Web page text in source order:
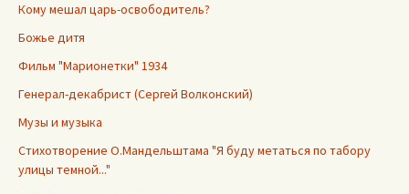
Кому мешал царь-освободитель?
Божье дитя
Фильм "Марионетки" 1934
Генерал-декабрист (Сергей Волконский)
Музы и музыка
Стихотворение О.Мандельштама "Я буду метаться по табору
улицы темной..."